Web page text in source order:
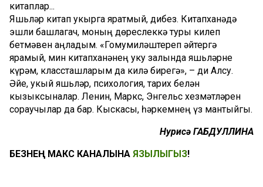
китаплар...
Яшьләр китап укырга яратмый, дибез. Китапханәдә
эшли башлагач, моның дөреслеккә туры килеп
бетмәвен аңладым. «Гомумиләштереп әйтергә
ярамый, мин китап­ханәнең уку залында яшьләрне
күрәм, классташларым да килә бирегә», – ди Алсу.
Әйе, укый яшьләр, психология, тарих белән
кызыксыналар. Ленин, Маркс, Энгельс хезмәтләрен
сораучылар да бар. Кыскасы, һәркемнең үз мантыйгы.
Нурисә ГАБДУЛЛИНА
БЕЗНЕҢ МАКС КАНАЛЫНА ЯЗЫЛЫГЫЗ!